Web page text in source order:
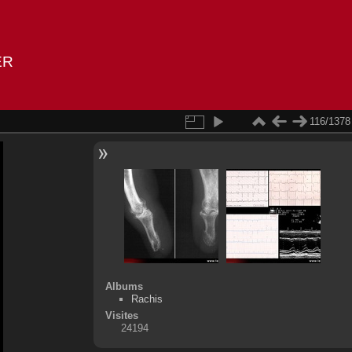
116/1378
Albums
Rachis
Visites
24194